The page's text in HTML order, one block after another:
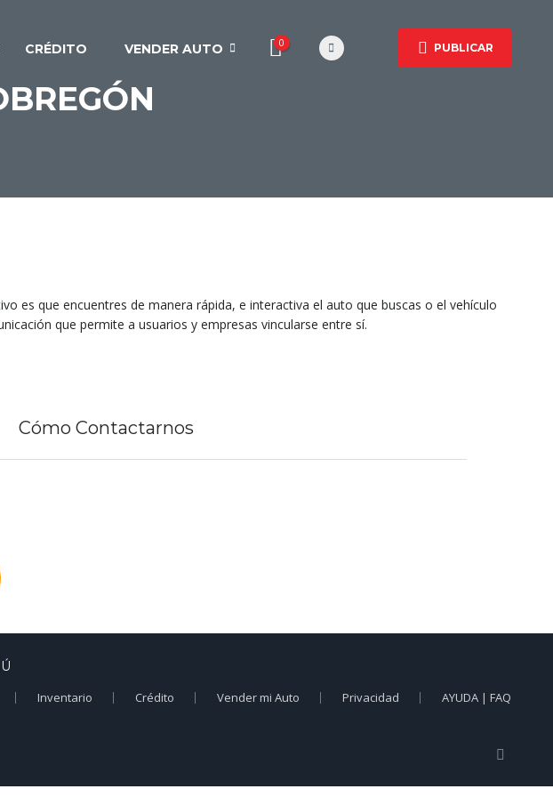
CRÉDITO VENDER AUTO 0 PUBLICAR
es que encuentres de manera rápida, e interactiva el auto que buscas o el vehículo
que permite a usuarios y empresas vincularse entre sí.
Cómo Contactarnos
Inventario Crédito Vender mi Auto Privacidad AYUDA | FAQ